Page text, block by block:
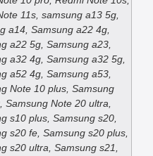
11s, samsung a13 5g,
a14, Samsung a22 4g,
a22 5g, Samsung a23,
a32 4g, Samsung a32 5g,
a52 4g, Samsung a53,
Note 10 plus, Samsung
Samsung Note 20 ultra,
s10 plus, Samsung s20,
s20 fe, Samsung s20 plus,
s20 ultra, Samsung s21,